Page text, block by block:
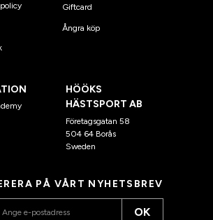
Giftcard
Ångra köp
HÖÖKS
HÄSTSPORT AB
Företagsgatan 58
504 64 Borås
Sweden
PÅ VÅRT NYHETSBREV
OK